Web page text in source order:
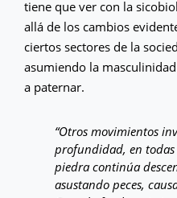
tiene que ver con la
allá de los cambios
ciertos sectores de la
asumiendo la
a paternar.
“Otros movimientos
profundidad, en
piedra continúa
asustando peces,